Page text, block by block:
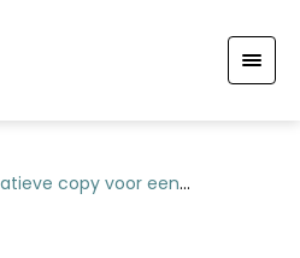
copy voor een